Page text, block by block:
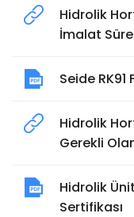
Hidrolik
İmalat
Seide
Hidrolik
Gerekli
Hidrolik
Sertifikası